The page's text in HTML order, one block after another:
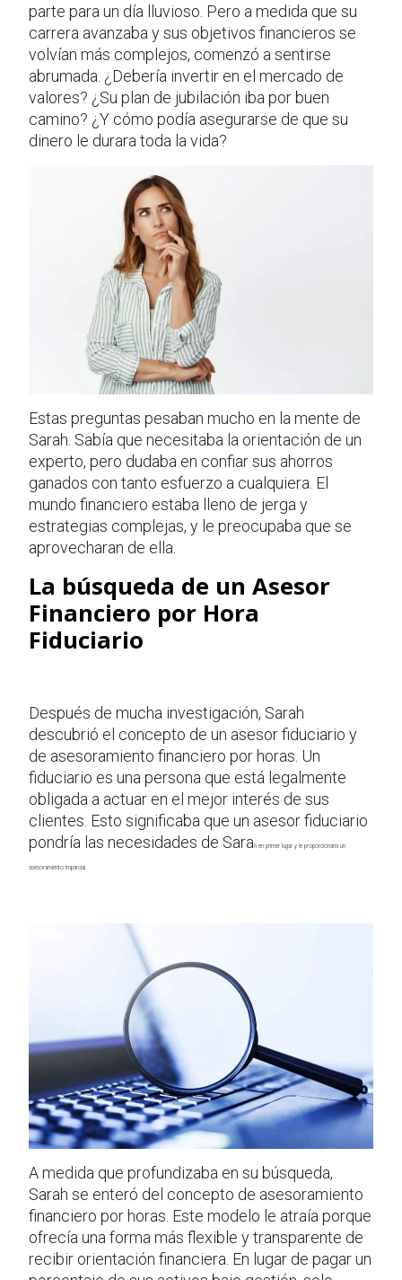
parte para un día lluvioso. Pero a medida que su
carrera avanzaba y sus objetivos financieros se
volvían más complejos, comenzó a sentirse
abrumada. ¿Debería invertir en el mercado de
valores? ¿Su plan de jubilación iba por buen
camino? ¿Y cómo podía asegurarse de que su
dinero le durara toda la vida?
Estas preguntas pesaban mucho en la mente de
Sarah. Sabía que necesitaba la orientación de un
experto, pero dudaba en confiar sus ahorros
ganados con tanto esfuerzo a cualquiera. El
mundo financiero estaba lleno de jerga y
estrategias complejas, y le preocupaba que se
aprovecharan de ella.
La búsqueda de un Asesor
Financiero por Hora
Fiduciario
Después de mucha investigación, Sarah
descubrió el concepto de un asesor fiduciario y
de asesoramiento financiero por horas. Un
fiduciario es una persona que está legalmente
obligada a actuar en el mejor interés de sus
clientes. Esto significaba que un asesor fiduciario
pondría las necesidades de Sarah en primer lugar y le proporcionaría un
asesoramiento imparcial.
A medida que profundizaba en su búsqueda,
Sarah se enteró del concepto de asesoramiento
financiero por horas. Este modelo le atraía porque
ofrecía una forma más flexible y transparente de
recibir orientación financiera. En lugar de pagar un